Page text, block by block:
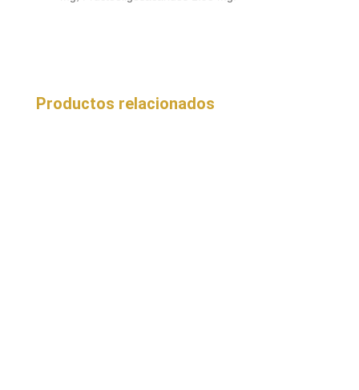
Productos relacionados